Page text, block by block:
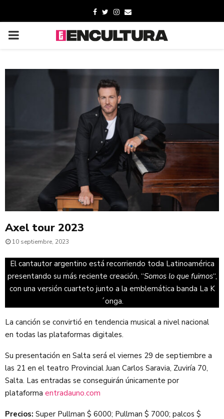
Axel tour 2023
10 septiembre, 2023
El cantautor argentino está recorriendo toda Latinoamérica
presentando su más reciente creación, “Somos lo que fuimos“,
con una versión cuarteto junto a la emblemática banda La K
´onga.
La canción se convirtió en tendencia musical a nivel nacional
en todas las plataformas digitales.
Su presentación en Salta será el viernes 29 de septiembre a
las 21 en el teatro Provincial Juan Carlos Saravia, Zuviría 70,
Salta. Las entradas se conseguirán únicamente por
plataforma entradauno.com
Precios: Super Pullman $ 6000; Pullman $ 7000; palcos $